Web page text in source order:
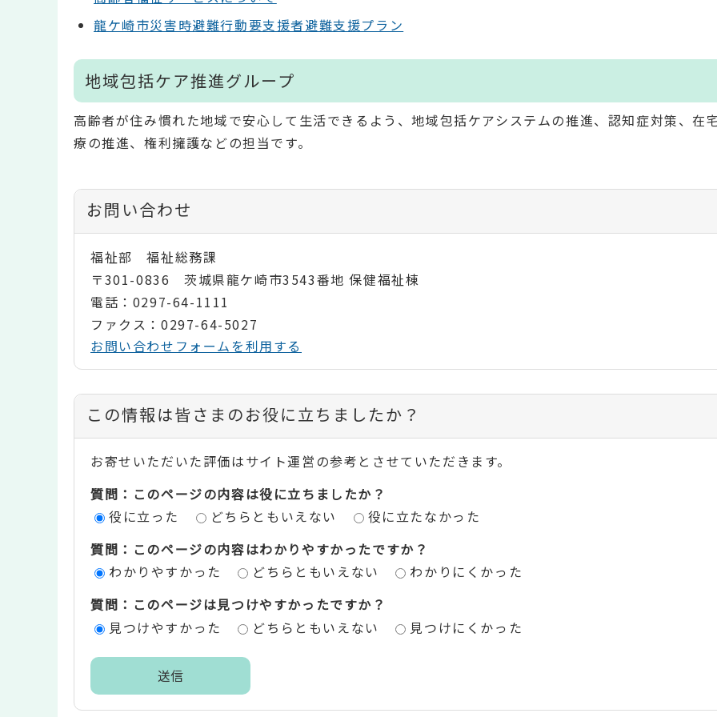
龍ケ崎市災害時避難行動要支援者避難支援プラン
地域包括ケア推進グループ
高齢者が住み慣れた地域で安心して生活できるよう、地域包括ケアシステムの推進、認知症対策、在
療の推進、権利擁護などの担当です。
お問い合わせ
福祉部 福祉総務課
〒301-0836 茨城県龍ケ崎市3543番地 保健福祉棟
電話：0297-64-1111
ファクス：0297-64-5027
お問い合わせフォームを利用する
コ
ン
テ
ン
評
エ
この情報は皆さまのお役に立ちましたか？
お寄せいただいた評価はサイト運営の参考とさせていただきます。
質問：このページの内容は役に立ちましたか？
役に立った
どちらともいえない
役に立たなかった
質問：このページの内容はわかりやすかったですか？
わかりやすかった
どちらともいえない
わかりにくかった
質問：このページは見つけやすかったですか？
見つけやすかった
どちらともいえない 見つけにくかった